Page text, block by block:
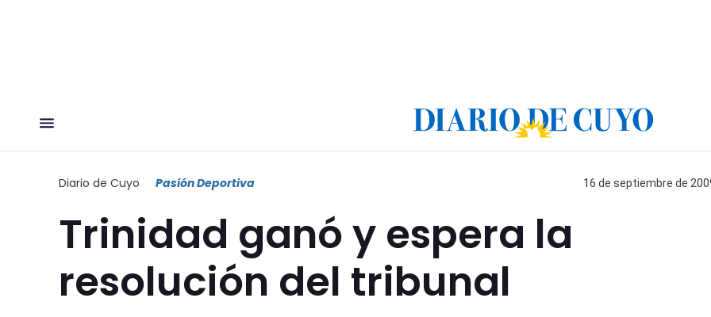
Diario de Cuyo Pasión Deportiva 16 de septiembre de
Trinidad ganó y espera la
resolución del tribunal